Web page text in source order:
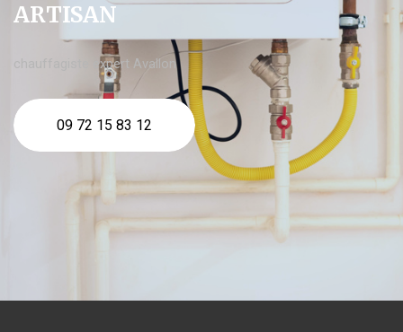
ARTISAN
chauffagiste expert Avallon
09 72 15 83 12